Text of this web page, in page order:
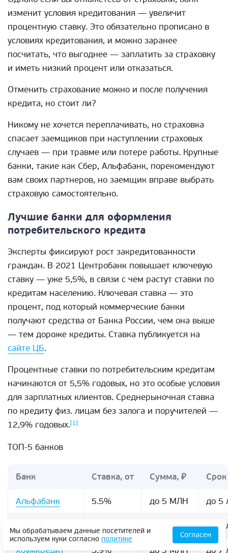
изменит условия кредитования — увеличит
процентную ставку. Это обязательно прописано в
условиях кредитования, и можно заранее
посчитать, что выгоднее — заплатить за страховку
и иметь низкий процент или отказаться.
Отменить страхование можно и после получения
кредита, но стоит ли?
Никому не хочется переплачивать, но страховка
спасает заемщиков при наступлении страховых
случаев — при травме или потере работы. Крупные
банки, такие как Сбер, Альфабанк, порекомендуют
вам своих партнеров, но заемщик вправе выбрать
страховую самостоятельно.
Лучшие банки для оформления
потребительского кредита
Эксперты фиксируют рост закредитованности
граждан. В 2021 Центробанк повышает ключевую
ставку — уже 5,5%, в связи с чем растут ставки по
кредитам населению. Ключевая ставка — это
процент, под который коммерческие банки
получают средства от Банка России, чем она выше
— тем дороже кредиты. Ставка публикуется на
сайте ЦБ.
Процентные ставки по потребительским кредитам
начинаются от 5,5% годовых, но это особые условия
для зарплатных клиентов. Среднерыночная ставка
по кредиту физ. лицам без залога и поручителей —
12,9% годовых.[1]
ТОП-5 банков
Банк Ставка, от Сумма, ₽ Срок
Альфабанк 5.5% до 5 МЛН до 5
Ренессанс до 1 МЛН до 5
Хоумкредит 5,9% до 3 МЛН до 7
Мы обрабатываем данные посетителей и
используем куки согласно политике Согласен